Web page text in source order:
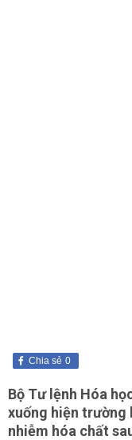
0
Chia sẻ
Bộ Tư lệnh Hóa
xuống hiện trường
nhiễm hóa chất